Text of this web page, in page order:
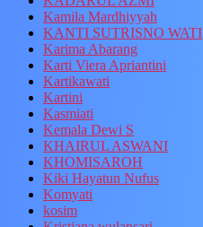
Kamila Mardhiyyah
KANTI SUTRISNO WATI
Karima Abarang
Karti Viera Apriantini
Kartikawati
Kartini
Kasmiati
Kemala Dewi S
KHAIRUL ASWANI
KHOMISAROH
Kiki Hayatun Nufus
Komyati
kosim